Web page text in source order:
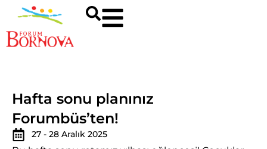
Hafta sonu planınız
Forumbüs’ten!
27 - 28 Aralık 2025